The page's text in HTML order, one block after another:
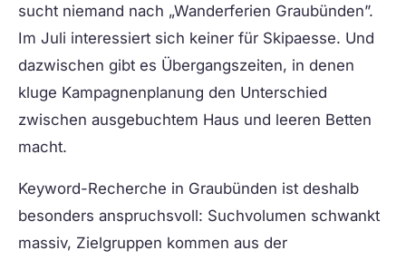
sucht niemand nach „Wanderferien Graubünden”.
Im Juli interessiert sich keiner für Skipaesse. Und
dazwischen gibt es Übergangszeiten, in denen
kluge Kampagnenplanung den Unterschied
zwischen ausgebuchtem Haus und leeren Betten
macht.
Keyword-Recherche in Graubünden ist deshalb
besonders anspruchsvoll: Suchvolumen schwankt
massiv, Zielgruppen kommen aus der